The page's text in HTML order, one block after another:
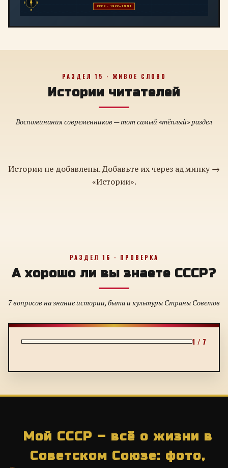
Ю
З
В
СССР · 1922—1991
РАЗДЕЛ 15 · ЖИВОЕ СЛОВО
Истории читателей
Воспоминания современников — тот самый «тёплый» раздел
Истории не добавлены. Добавьте их через админку →
«Истории».
РАЗДЕЛ 16 · ПРОВЕРКА
А хорошо ли вы знаете СССР?
7 вопросов на знание истории, быта и культуры Страны Советов
1 / 7
Мой СССР – всё о жизни в
Советском Союзе: фото,